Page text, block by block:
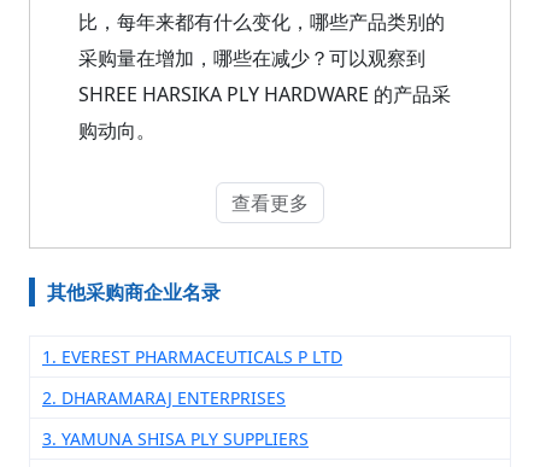
比，每年来都有什么变化，哪些产品类别的
采购量在增加，哪些在减少？可以观察到
SHREE HARSIKA PLY HARDWARE 的产品采
购动向。
查看更多
其他采购商企业名录
1. EVEREST PHARMACEUTICALS P LTD
2. DHARAMARAJ ENTERPRISES
3. YAMUNA SHISA PLY SUPPLIERS